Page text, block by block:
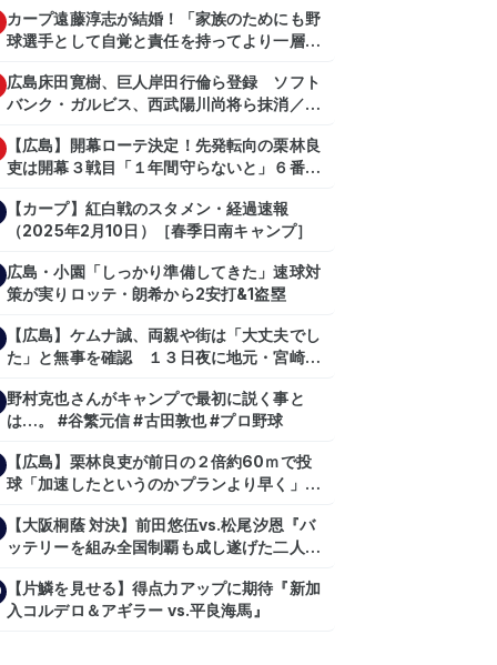
カープ遠藤淳志が結婚！「家族のためにも野
球選手として自覚と責任を持ってより一層頑
広島床田寛樹、巨人岸田行倫ら登録 ソフト
バンク・ガルビス、西武陽川尚将ら抹消／２
【広島】開幕ローテ決定！先発転向の栗林良
吏は開幕３戦目「１年間守らないと」６番手
【カープ】紅白戦のスタメン・経過速報
（2025年2月10日）［春季日南キャンプ］
広島・小園「しっかり準備してきた」速球対
策が実りロッテ・朗希から2安打&1盗塁
【広島】ケムナ誠、両親や街は「大丈夫でし
た」と無事を確認 １３日夜に地元・宮崎県
野村克也さんがキャンプで最初に説く事と
は…。 #谷繁元信 #古田敦也 #プロ野球
【広島】栗林良吏が前日の２倍約60ｍで投
球「加速したというのかプランより早く」自
【大阪桐蔭 対決】前田悠伍vs.松尾汐恩『バ
ッテリーを組み全国制覇も成し遂げた二人
【片鱗を見せる】得点力アップに期待『新加
入コルデロ＆アギラー vs.平良海馬』